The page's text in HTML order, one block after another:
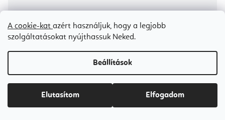
A cookie-kat azért használjuk, hogy a legjobb
szolgáltatásokat nyújthassuk Neked.
Beállítások
Elutasítom Elfogadom